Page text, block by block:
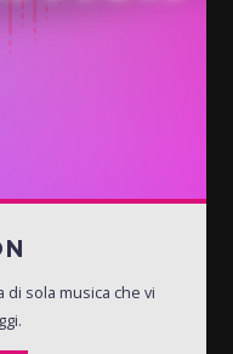
di sola musica che vi